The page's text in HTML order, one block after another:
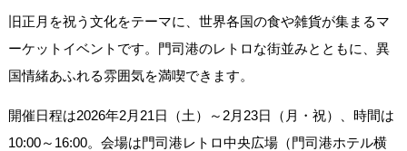
旧正月を祝う文化をテーマに、世界各国の食や雑貨が集まるマ
ーケットイベントです。門司港のレトロな街並みとともに、異
国情緒あふれる雰囲気を満喫できます。
開催日程は2026年2月21日（土）～2月23日（月・祝）、時間は
10:00～16:00。会場は門司港レトロ中央広場（門司港ホテル横